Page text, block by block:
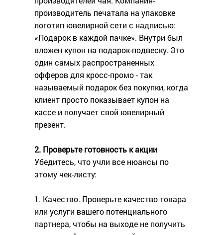
производитель печатала на упаковке
логотип ювелирной сети с надписью:
«Подарок в каждой пачке». Внутри был
вложен купон на подарок-подвеску. Это
один самых распространенных
офферов для кросс-промо - так
называемый подарок без покупки, когда
клиент просто показывает купон на
кассе и получает свой ювелирный
презент.
2. Проверьте готовность к акции
Убедитесь, что учли все нюансы по
этому чек-листу:
1. Качество. Проверьте качество товара
или услуги вашего потенциального
партнера, чтобы на выходе не получить